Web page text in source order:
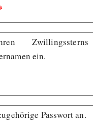
Zwillingssterns
ein.
Passwort an.
Inhalte
gefährliche Drogen
Songs